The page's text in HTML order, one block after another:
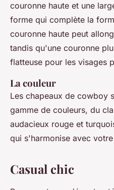
couronne haute et une
forme qui complète la
couronne haute peut
tandis qu'une couronne
flatteuse pour les visages
La couleur
Les chapeaux de cowboy
gamme de couleurs, du
audacieux rouge et
qui s'harmonise avec
Casual chic